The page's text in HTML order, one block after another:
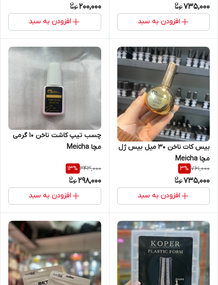
735,000
افزودن به سبد
200,000
افزودن به سبد
بیس کات ناخن 30 میل بیس ژل
مچا Meicha
761,000
3%
735,000
افزودن به سبد
چسب تیپ کاشت ناخن 10 گرمی
مچا Meicha
343,000
13%
298,000
افزودن به سبد